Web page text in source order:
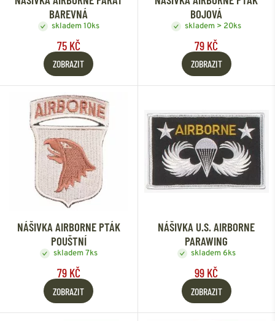
BAREVNÁ
skladem 10ks
75 KČ
ZOBRAZIT
BOJOVÁ
skladem > 20ks
79 KČ
ZOBRAZIT
NÁŠIVKA AIRBORNE PTÁK
POUŠTNÍ
skladem 7ks
79 KČ
ZOBRAZIT
NÁŠIVKA U.S. AIRBORNE
PARAWING
skladem 6ks
99 KČ
ZOBRAZIT